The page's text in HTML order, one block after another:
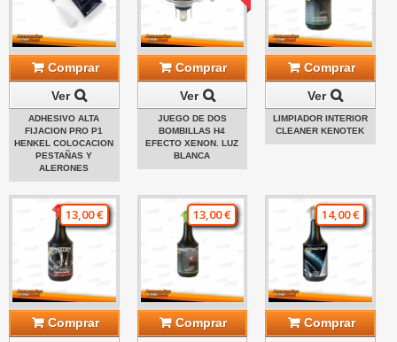
Comprar
Ver
ADHESIVO ALTA
FIJACION PRO P1
HENKEL COLOCACION
PESTAÑAS Y
ALERONES
Comprar
Ver
JUEGO DE DOS
BOMBILLAS H4
EFECTO XENON. LUZ
BLANCA
Comprar
Ver
LIMPIADOR INTERIOR
CLEANER KENOTEK
13,00 €
Comprar
13,00 €
Comprar
14,00 €
Comprar